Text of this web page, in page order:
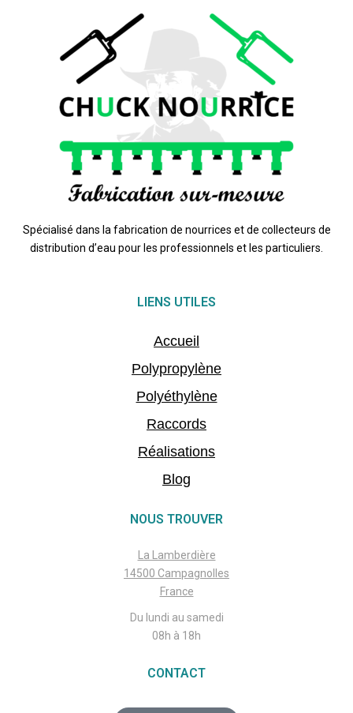
Spécialisé dans la fabrication de nourrices et de collecteurs de
distribution d’eau pour les professionnels et les particuliers.
LIENS UTILES
Accueil
Polypropylène
Polyéthylène
Raccords
Réalisations
Blog
NOUS TROUVER
La Lamberdière
14500 Campagnolles
France
Du lundi au samedi
08h à 18h
CONTACT